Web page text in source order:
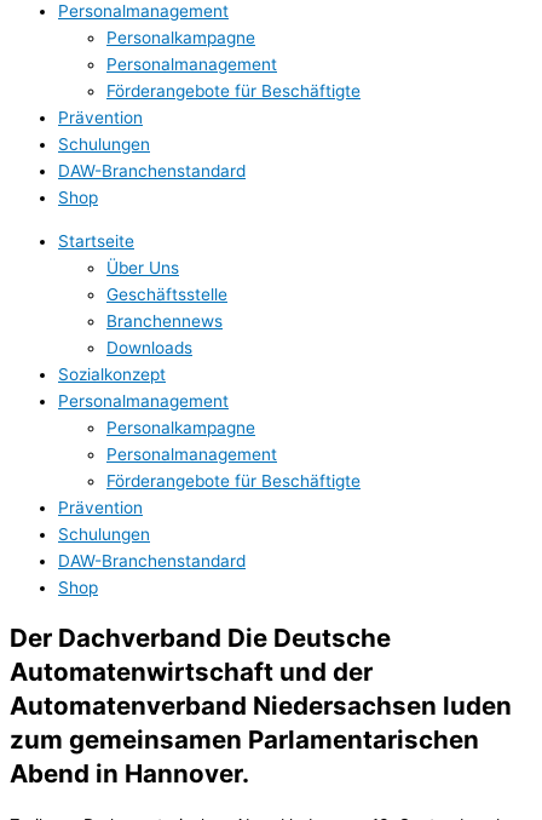
Personalmanagement
Personalkampagne
Personalmanagement
Förderangebote für Beschäftigte
Prävention
Schulungen
DAW-Branchenstandard
Shop
Startseite
Über Uns
Geschäftsstelle
Branchennews
Downloads
Sozialkonzept
Personalmanagement
Personalkampagne
Personalmanagement
Förderangebote für Beschäftigte
Prävention
Schulungen
DAW-Branchenstandard
Shop
Der Dachverband Die Deutsche
Automatenwirtschaft und der
Automatenverband Niedersachsen luden
zum gemeinsamen Parlamentarischen
Abend in Hannover.